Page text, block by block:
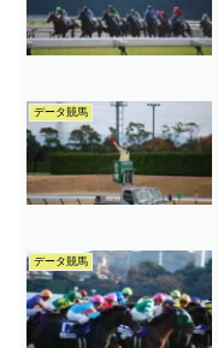
データ競馬
データ競馬